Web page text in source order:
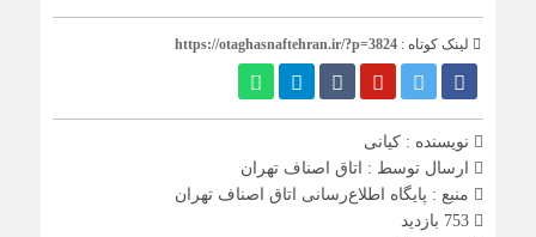
لینک کوتاه : https://otaghasnaftehran.ir/?p=3824
نویسنده : کیانی
ارسال توسط : اتاق اصناف تهران
منبع : پایگاه اطلاع‌رسانی اتاق اصناف تهران